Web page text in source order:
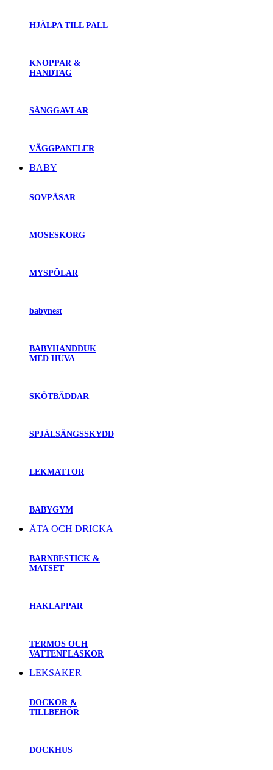
HJÄLPA TILL PALL
KNOPPAR &
HANDTAG
SÄNGGAVLAR
VÄGGPANELER
BABY
SOVPÅSAR
MOSESKORG
MYSPÖLAR
babynest
BABYHANDDUK
MED HUVA
SKÖTBÄDDAR
SPJÄLSÄNGSSKYDD
LEKMATTOR
BABYGYM
ÄTA OCH DRICKA
BARNBESTICK &
MATSET
HAKLAPPAR
TERMOS OCH
VATTENFLASKOR
LEKSAKER
DOCKOR &
TILLBEHÖR
DOCKHUS